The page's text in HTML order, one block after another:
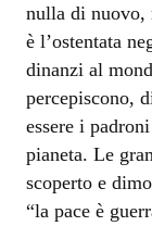
nulla di nuovo,
è l’ostentata
dinanzi al
percepiscono,
essere i
pianeta. Le
scoperto e
“la pace è